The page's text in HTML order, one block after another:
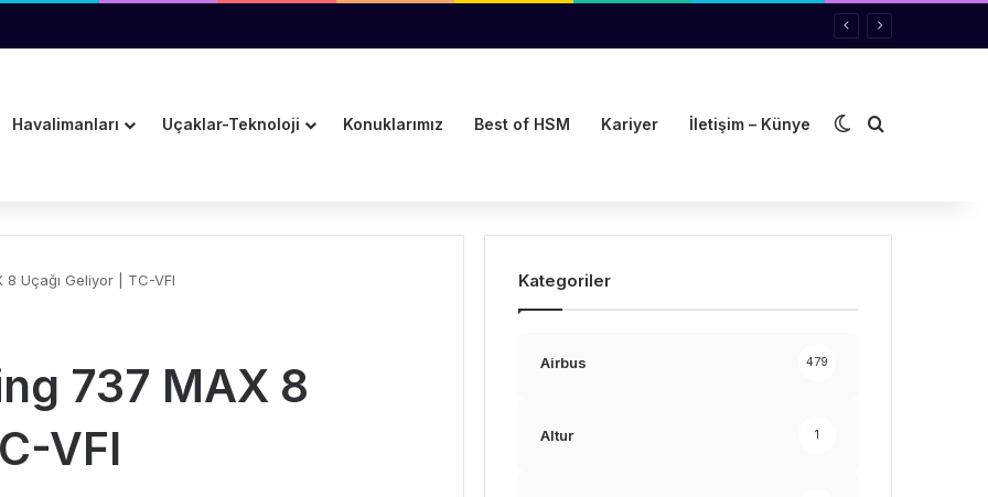
Havalimanları Uçaklar-Teknoloji Konuklarımız Best of HSM Kariyer İletişim – Künye Dış görünümü
Arama yap
8 Uçağı Geliyor | TC-VFI
737 MAX 8
VFI
Kategoriler
Airbus 479
Altur 1